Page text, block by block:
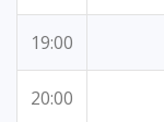
19:00
20:00